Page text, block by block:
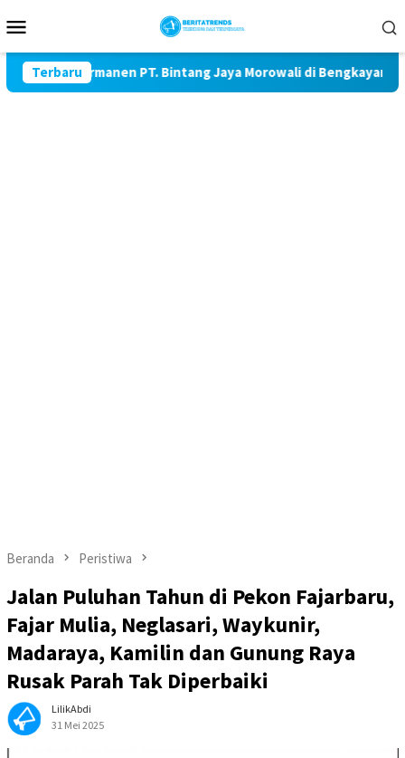
ke
Mobile
Terbaru
Permanen PT. Bintang Jaya Morowali di Bengkayang
Beranda Peristiwa
Jalan Puluhan Tahun di Pekon Fajarbaru,
Fajar Mulia, Neglasari, Waykunir,
Madaraya, Kamilin dan Gunung Raya
Rusak Parah Tak Diperbaiki
LilikAbdi
31 Mei 2025